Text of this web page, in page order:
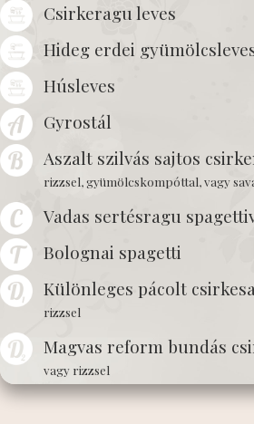
Csirkeragu leves
Hideg erdei
Húsleves
Gyrostál
Aszalt szilvás sajtos
rizzsel, gyümölcskompóttal, vagy
Vadas sertésragu
Bolognai spagetti
Különleges pácolt
rizzsel
Magvas reform bundás
vagy rizzsel